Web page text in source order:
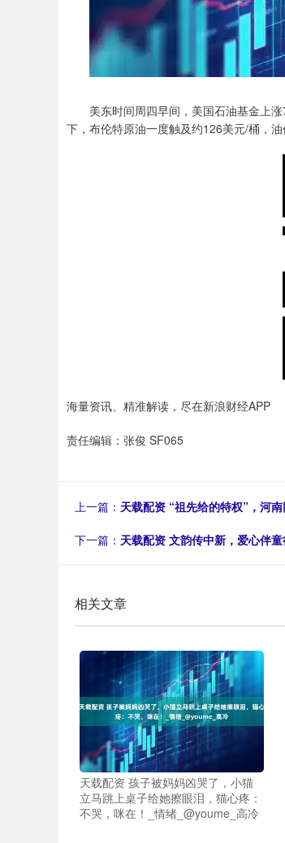
美东时间周四早间，美国石油基金上涨
下，布伦特原油一度触及约126美元/桶，
海量资讯、精准解读，尽在新浪财经APP
责任编辑：张俊 SF065
上一篇： 天载配资 “祖先给的特权”，河
下一篇： 天载配资 文韵传中新，爱心伴
相关文章
天载配资 孩子被妈妈凶哭了，小猫
立马跳上桌子给她擦眼泪，猫心疼：
不哭，咪在！_情绪_@youme_高冷